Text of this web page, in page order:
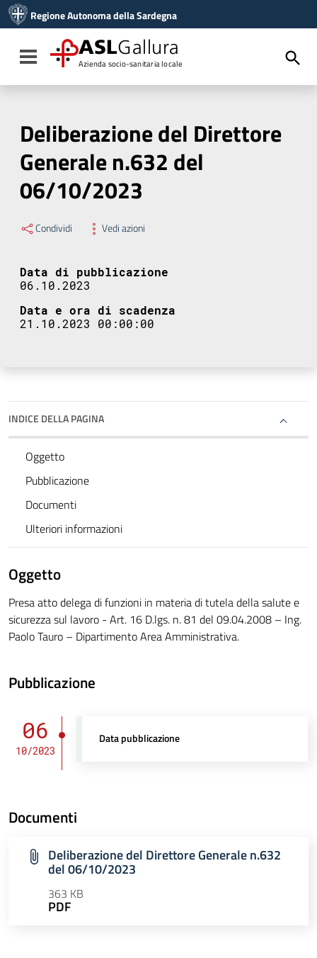
Vai al menu di navigazione
Vai al footer
Regione Autonoma della Sardegna
Toggle navigation
ASLGallura
Azienda socio-sanitaria locale
Deliberazione del Direttore
Generale n.632 del
06/10/2023
Condividi Vedi azioni
Data di pubblicazione
06.10.2023
Data e ora di scadenza
21.10.2023 00:00:00
INDICE DELLA PAGINA
Oggetto
Pubblicazione
Documenti
Ulteriori informazioni
Oggetto
Presa atto delega di funzioni in materia di tutela della salute e
sicurezza sul lavoro - Art. 16 D.lgs. n. 81 del 09.04.2008 – Ing.
Paolo Tauro – Dipartimento Area Amministrativa.
Pubblicazione
06
10/2023
Data pubblicazione
Documenti
Deliberazione del Direttore Generale n.632
del 06/10/2023
363 KB
PDF